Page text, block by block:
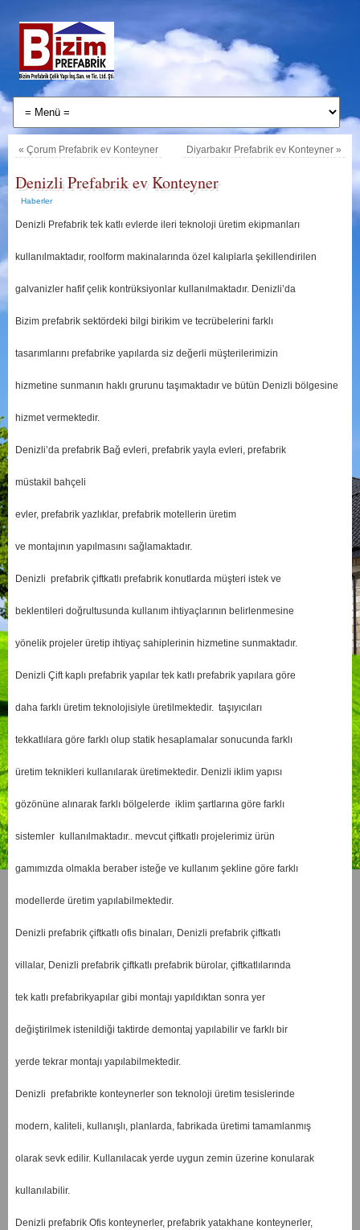
« Çorum Prefabrik ev Konteyner Diyarbakır Prefabrik ev Konteyner»
Denizli Prefabrik ev Konteyner
Haberler
Denizli Prefabrik tek katlı evlerde ileri teknoloji üretim ekipmanları
kullanılmaktadır, roolform makinalarında özel kalıplarla şekillendirilen
galvanizler hafif çelik kontrüksiyonlar kullanılmaktadır. Denizli’da
Bizim prefabrik sektördeki bilgi birikim ve tecrübelerini farklı
tasarımlarını prefabrike yapılarda siz değerli müşterilerimizin
hizmetine sunmanın haklı grurunu taşımaktadır ve bütün Denizli bölgesine
hizmet vermektedir.
Denizli’da prefabrik Bağ evleri, prefabrik yayla evleri, prefabrik
müstakil bahçeli
evler, prefabrik yazlıklar, prefabrik motellerin üretim
ve montajının yapılmasını sağlamaktadır.
Denizli prefabrik çiftkatlı prefabrik konutlarda müşteri istek ve
beklentileri doğrultusunda kullanım ihtiyaçlarının belirlenmesine
yönelik projeler üretip ihtiyaç sahiplerinin hizmetine sunmaktadır.
Denizli Çift kaplı prefabrik yapılar tek katlı prefabrik yapılara göre
daha farklı üretim teknolojisiyle üretilmektedir. taşıyıcıları
tekkatlılara göre farklı olup statik hesaplamalar sonucunda farklı
üretim teknikleri kullanılarak üretimektedir. Denizli iklim yapısı
gözönüne alınarak farklı bölgelerde iklim şartlarına göre farklı
sistemler kullanılmaktadır.. mevcut çiftkatlı projelerimiz ürün
gamımızda olmakla beraber isteğe ve kullanım şekline göre farklı
modellerde üretim yapılabilmektedir.
Denizli prefabrik çiftkatlı ofis binaları, Denizli prefabrik çiftkatlı
villalar, Denizli prefabrik çiftkatlı prefabrik bürolar, çiftkatlılarında
tek katlı prefabrikyapılar gibi montajı yapıldıktan sonra yer
değiştirilmek istenildiği taktirde demontaj yapılabilir ve farklı bir
yerde tekrar montajı yapılabilmektedir.
Denizli prefabrikte konteynerler son teknoloji üretim tesislerinde
modern, kaliteli, kullanışlı, planlarda, fabrikada üretimi tamamlanmış
olarak sevk edilir. Kullanılacak yerde uygun zemin üzerine konularak
kullanılabilir.
Denizli prefabrik Ofis konteynerler, prefabrik yatakhane konteynerler,